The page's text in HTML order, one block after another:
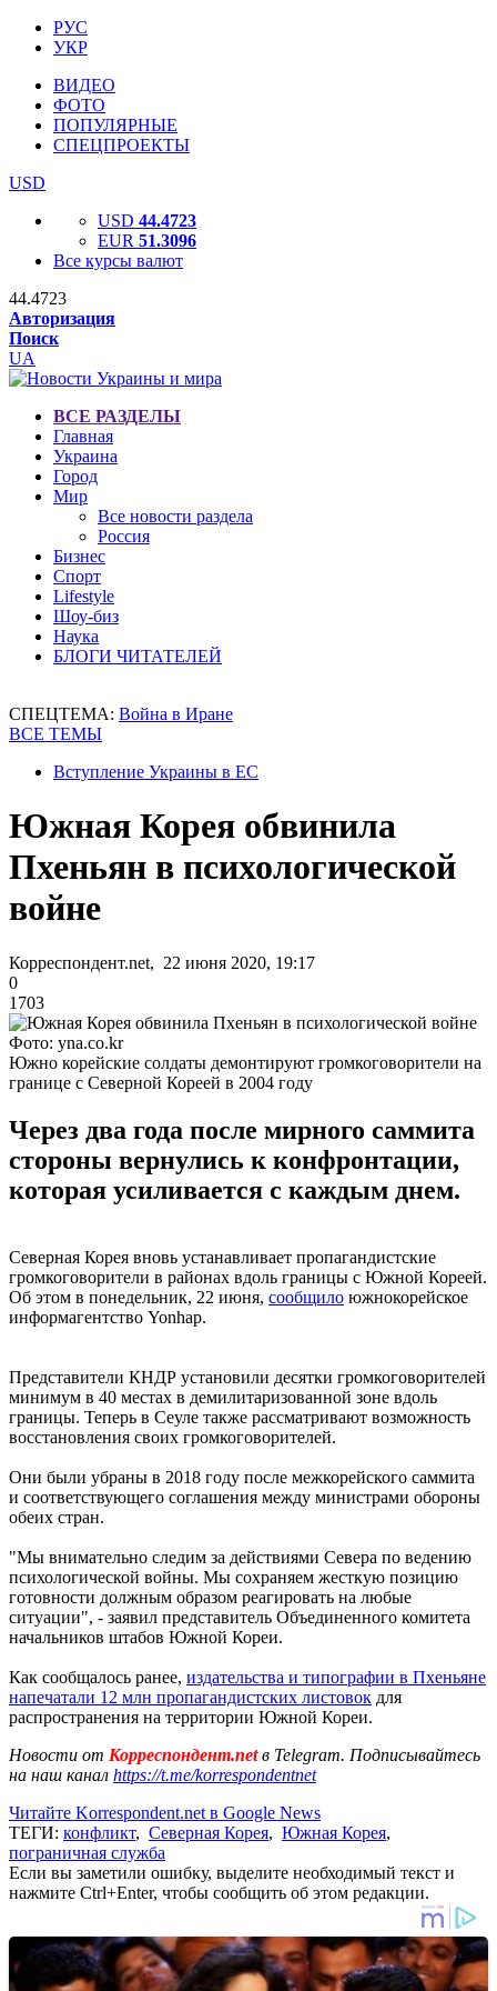
РУС
УКР
ВИДЕО
ФОТО
ПОПУЛЯРНЫЕ
СПЕЦПРОЕКТЫ
USD
USD 44.4723
EUR 51.3096
Все курсы валют
44.4723
Авторизация
Поиск
UA
ВСЕ РАЗДЕЛЫ
Главная
Украина
Город
Мир
Все новости раздела
Россия
Бизнес
Спорт
Lifestyle
Шоу-биз
Наука
БЛОГИ ЧИТАТЕЛЕЙ
СПЕЦТЕМА: Война в Иране
ВСЕ ТЕМЫ
Вступление Украины в ЕС
Южная Корея обвинила
Пхеньян в психологической
войне
Корреспондент.net, 22 июня 2020, 19:17
0
1703
Фото: yna.co.kr
Южно корейские солдаты демонтируют громкоговорители на
границе с Северной Кореей в 2004 году
Через два года после мирного саммита
стороны вернулись к конфронтации,
которая усиливается с каждым днем.
Северная Корея вновь устанавливает пропагандистские
громкоговорители в районах вдоль границы с Южной Кореей.
Об этом в понедельник, 22 июня, сообщило южнокорейское
информагентство Yonhap.
Представители КНДР установили десятки громкоговорителей
минимум в 40 местах в демилитаризованной зоне вдоль
границы. Теперь в Сеуле также рассматривают возможность
восстановления своих громкоговорителей.
Они были убраны в 2018 году после межкорейского саммита
и соответствующего соглашения между министрами обороны
обеих стран.
"Мы внимательно следим за действиями Севера по ведению
психологической войны. Мы сохраняем жесткую позицию
готовности должным образом реагировать на любые
ситуации", - заявил представитель Объединенного комитета
начальников штабов Южной Кореи.
Как сообщалось ранее, издательства и типографии в Пхеньяне
напечатали 12 млн пропагандистских листовок для
распространения на территории Южной Кореи.
Новости от Корреспондент.netв Telegram. Подписывайтесь
на наш канал https://t.me/korrespondentnet
Читайте Korrespondent.net в Google News
ТЕГИ: конфликт, Северная Корея, Южная Корея,
пограничная служба
Если вы заметили ошибку, выделите необходимый текст и
нажмите Ctrl+Enter, чтобы сообщить об этом редакции.